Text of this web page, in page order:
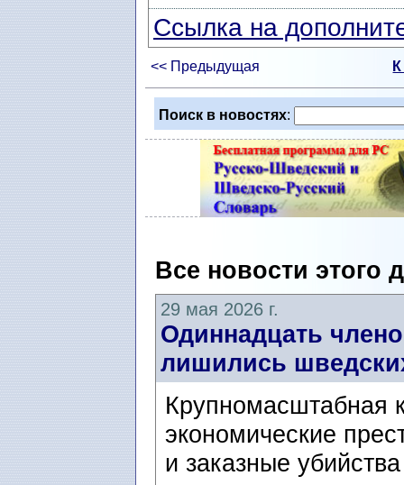
Ссылка на
<< Предыдущая
Поиск в новостях:
Все новости этого
29 мая 2026 г.
Одиннадцать
лишились
Крупномасштабная
экономические
и заказные